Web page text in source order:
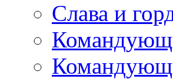
Слава и